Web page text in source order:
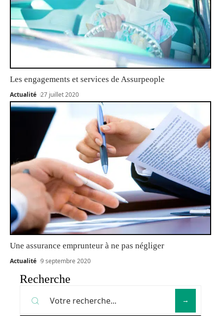
Les engagements et services de Assurpeople
Actualité 27 juillet 2020
Une assurance emprunteur à ne pas négliger
Actualité 9 septembre 2020
Recherche